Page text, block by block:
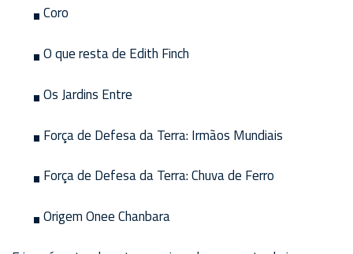
Coro
O que resta de Edith Finch
Os Jardins Entre
Força de Defesa da Terra: Irmãos Mundiais
Força de Defesa da Terra: Chuva de Ferro
Origem Onee Chanbara